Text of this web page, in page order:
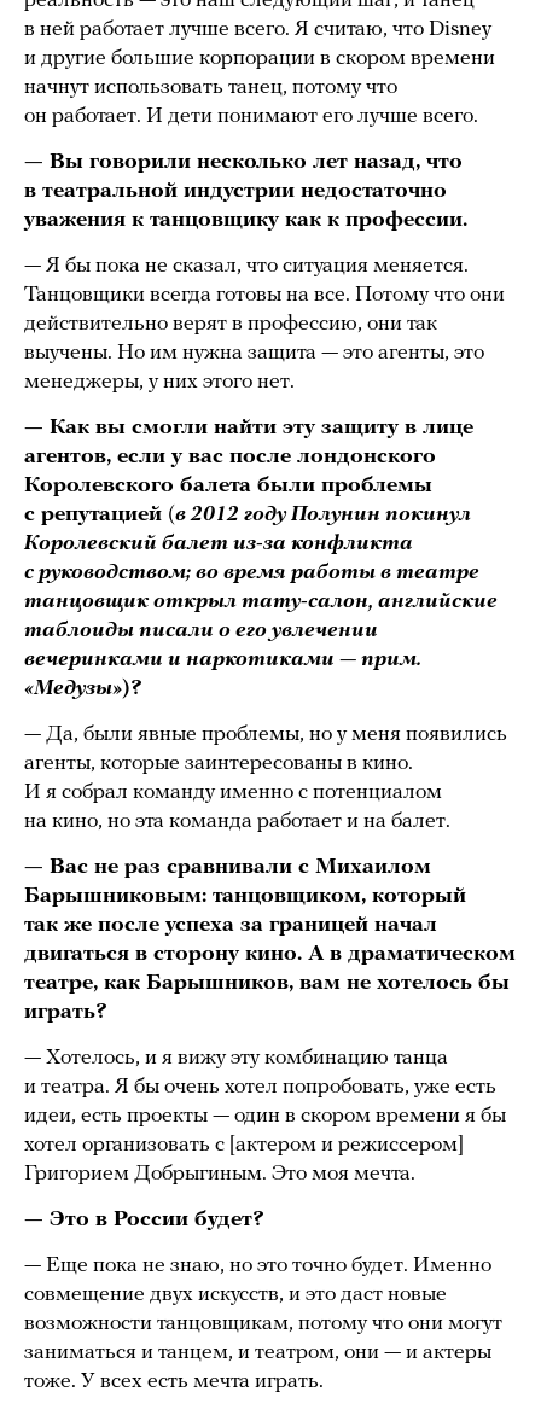
в ней работает лучше всего. Я считаю, что Disney
и другие большие корпорации в скором времени
начнут использовать танец, потому что
он работает. И дети понимают его лучше всего.
— Вы говорили несколько лет назад, что
в театральной индустрии недостаточно
уважения к танцовщику как к профессии.
— Я бы пока не сказал, что ситуация меняется.
Танцовщики всегда готовы на все. Потому что они
действительно верят в профессию, они так
выучены. Но им нужна защита — это агенты, это
менеджеры, у них этого нет.
— Как вы смогли найти эту защиту в лице
агентов, если у вас после лондонского
Королевского балета были проблемы
с репутацией (в 2012 году Полунин покинул
Королевский балет из-за конфликта
с руководством; во время работы в театре
танцовщик открыл тату-салон, английские
таблоиды писали о его увлечении
вечеринками и наркотиками — прим.
«Медузы»)?
— Да, были явные проблемы, но у меня появились
агенты, которые заинтересованы в кино.
И я собрал команду именно с потенциалом
на кино, но эта команда работает и на балет.
— Вас не раз сравнивали с Михаилом
Барышниковым: танцовщиком, который
так же после успеха за границей начал
двигаться в сторону кино. А в драматическом
театре, как Барышников, вам не хотелось бы
играть?
— Хотелось, и я вижу эту комбинацию танца
и театра. Я бы очень хотел попробовать, уже есть
идеи, есть проекты — один в скором времени я бы
хотел организовать с [актером и режиссером]
Григорием Добрыгиным. Это моя мечта.
— Это в России будет?
— Еще пока не знаю, но это точно будет. Именно
совмещение двух искусств, и это даст новые
возможности танцовщикам, потому что они могут
заниматься и танцем, и театром, они — и актеры
тоже. У всех есть мечта играть.